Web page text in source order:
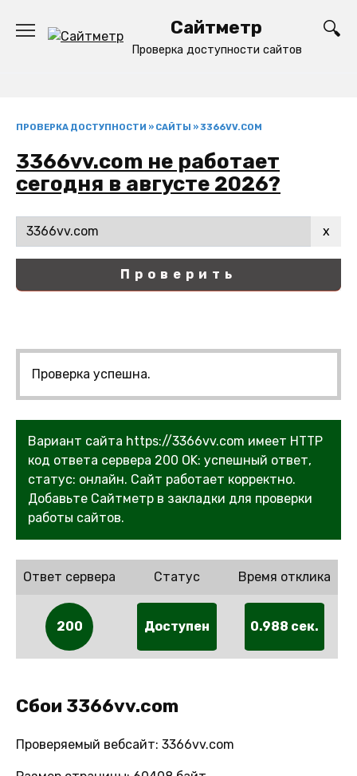
содержанию
Сайтметр
Проверка доступности сайтов
ПРОВЕРКА ДОСТУПНОСТИ » САЙТЫ »3366VV.COM
3366vv.com не работает
сегодня в августе 2026?
x
Проверить
Проверка успешна.
Вариант сайта https://3366vv.com имеет HTTP
код ответа сервера 200 OK: успешный ответ,
статус: онлайн. Сайт работает корректно.
Добавьте Сайтметр в закладки для проверки
работы сайтов.
Ответ сервера
200
Статус
Доступен
Время отклика
0.988 сек.
Сбои 3366vv.com
Проверяемый вебсайт: 3366vv.com